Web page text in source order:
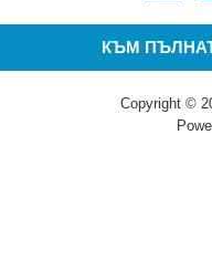
КЪМ
Copyright ©